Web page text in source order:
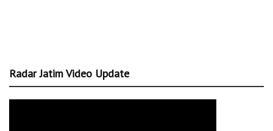
Radar Jatim Video Update